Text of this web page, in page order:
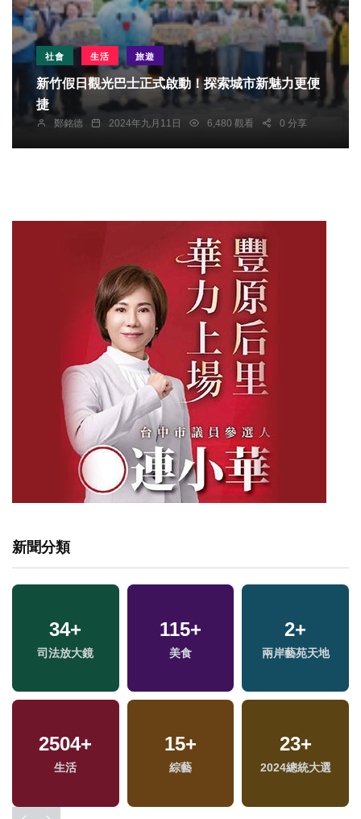
社會 生活 旅遊
新竹假日觀光巴士正式啟動！探索城市新魅力更便
捷
鄭銘德 2024年九月11日 6,480 觀看 0 分享
新聞分類
34+
司法放大鏡
115+
美食
2+
兩岸藝苑天地
2504+
生活
15+
綜藝
23+
2024總統大選